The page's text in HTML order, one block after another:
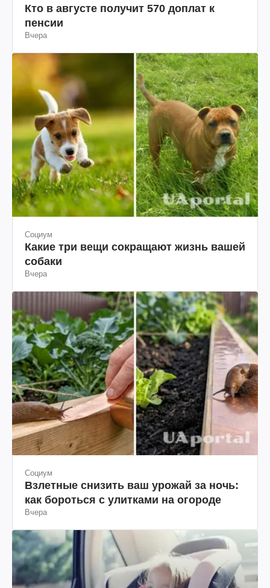
Кто в августе получит 570 доплат к
пенсии
Вчера
Социум
Какие три вещи сокращают жизнь вашей
собаки
Вчера
Социум
Взлетные снизить ваш урожай за ночь:
как бороться с улитками на огороде
Вчера